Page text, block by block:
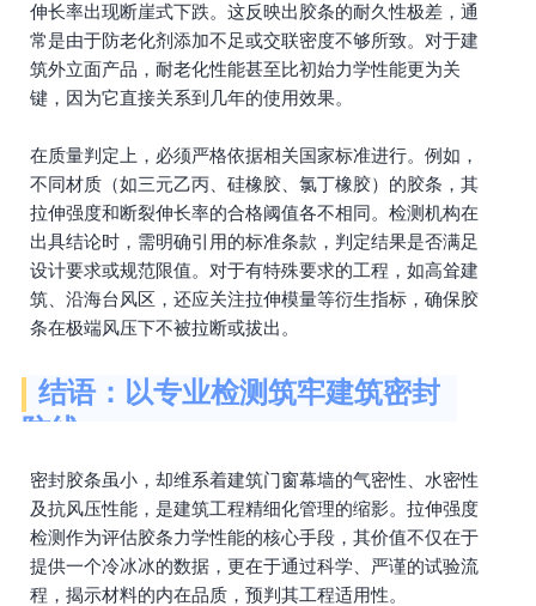
伸长率出现断崖式下跌。这反映出胶条的耐久性极差，通
常是由于防老化剂添加不足或交联密度不够所致。对于建
筑外立面产品，耐老化性能甚至比初始力学性能更为关
键，因为它直接关系到几年的使用效果。
在质量判定上，必须严格依据相关国家标准进行。例如，
不同材质（如三元乙丙、硅橡胶、氯丁橡胶）的胶条，其
拉伸强度和断裂伸长率的合格阈值各不相同。检测机构在
出具结论时，需明确引用的标准条款，判定结果是否满足
设计要求或规范限值。对于有特殊要求的工程，如高耸建
筑、沿海台风区，还应关注拉伸模量等衍生指标，确保胶
条在极端风压下不被拉断或拔出。
结语：以专业检测筑牢建筑密封
防线
密封胶条虽小，却维系着建筑门窗幕墙的气密性、水密性
及抗风压性能，是建筑工程精细化管理的缩影。拉伸强度
检测作为评估胶条力学性能的核心手段，其价值不仅在于
提供一个冷冰冰的数据，更在于通过科学、严谨的试验流
程，揭示材料的内在品质，预判其工程适用性。